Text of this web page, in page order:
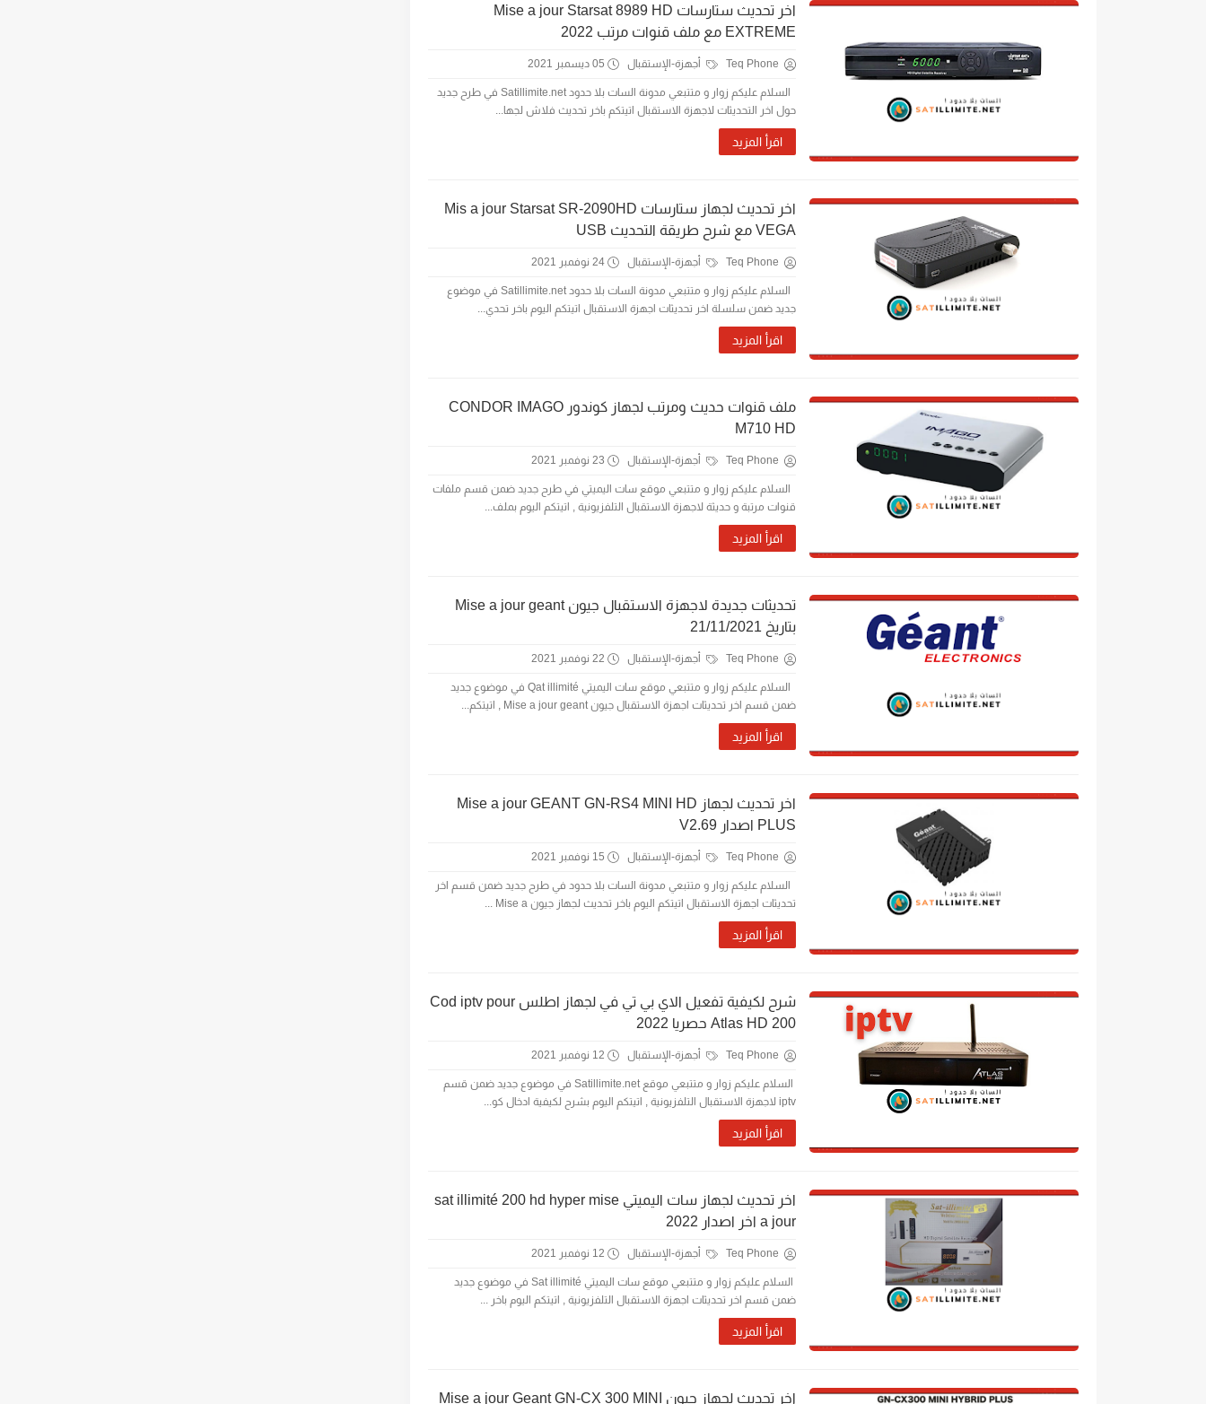
اخر تحديث ستارسات Mise a jour Starsat 8989 HD
EXTREME مع ملف قنوات مرتب 2022
Teq Phone أجهزة-الإستقبال 05 ديسمبر 2021
السلام عليكم زوار و متتبعي مدونة السات بلا حدود Satillimite.net في طرح جديد
حول اخر التحديثات لاجهزة الاستقبال اتيتكم باخر تحديث فلاش لجها...
اقرأ المزيد
اخر تحديث لجهاز ستارسات Mis a jour Starsat SR-2090HD
VEGA مع شرح طريقة التحديث USB
Teq Phone أجهزة-الإستقبال 24 نوفمبر 2021
السلام عليكم زوار و متتبعي مدونة السات بلا حدود Satillimite.net في موضوع
جديد ضمن سلسلة اخر تحديثات اجهزة الاستقبال اتيتكم اليوم باخر تحدي...
اقرأ المزيد
ملف قنوات حديث ومرتب لجهاز كوندور CONDOR IMAGO
M710 HD
Teq Phone أجهزة-الإستقبال 23 نوفمبر 2021
السلام عليكم زوار و متتبعي موقع سات اليميتي في طرح جديد ضمن قسم ملفات
قنوات مرتبة و حديثة لاجهزة الاستقبال التلفزيونية , اتيتكم اليوم بملف...
اقرأ المزيد
تحديثات جديدة لاجهزة الاستقبال جيون Mise a jour geant
بتاريخ 21/11/2021
Teq Phone أجهزة-الإستقبال 22 نوفمبر 2021
السلام عليكم زوار و متتبعي موقع سات اليميتي Qat illimité في موضوع جديد
ضمن قسم اخر تحديثات اجهزة الاستقبال جيون Mise a jour geant , اتيتكم...
اقرأ المزيد
اخر تحديث لجهاز Mise a jour GEANT GN-RS4 MINI HD
PLUS اصدار V2.69
Teq Phone أجهزة-الإستقبال 15 نوفمبر 2021
السلام عليكم زوار و متتبعي مدونة السات بلا حدود في طرح جديد ضمن قسم اخر
تحديثات اجهزة الاستقبال اتيتكم اليوم باخر تحديث لجهاز جيون Mise a ...
اقرأ المزيد
شرح لكيفية تفعيل الاي بي تي في لجهاز اطلس Cod iptv pour
Atlas HD 200 حصريا 2022
Teq Phone أجهزة-الإستقبال 12 نوفمبر 2021
السلام عليكم زوار و متتبعي موقع Satillimite.net في موضوع جديد ضمن قسم
iptv لاجهزة الاستقبال التلفزيونية , اتيتكم اليوم بشرح لكيفية ادخال كو...
اقرأ المزيد
اخر تحديث لجهاز سات اليميتي sat illimité 200 hd hyper mise
a jour اخر اصدار 2022
Teq Phone أجهزة-الإستقبال 12 نوفمبر 2021
السلام عليكم زوار و متتبعي موقع سات اليميتي Sat illimité في موضوع جديد
ضمن قسم اخر تحديثات اجهزة الاستقبال التلفزيونية , اتيتكم اليوم باخر ...
اقرأ المزيد
اخر تحديث لجهاز جيون Mise a jour Geant GN-CX 300 MINI